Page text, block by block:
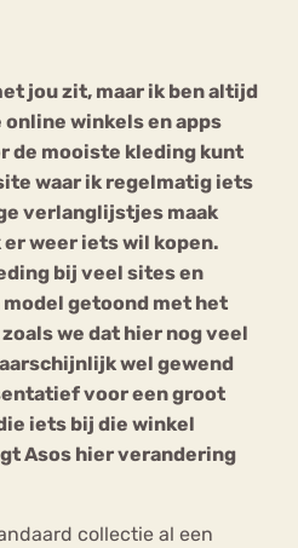
jou zit, maar ik ben altijd
winkels en apps
de mooiste kleding kunt
waar ik regelmatig iets
verlanglijstjes maak
weer iets wil kopen.
bij veel sites en
getoond met het
we dat hier nog veel
wel gewend
voor een groot
iets bij die winkel
Asos hier verandering
collectie al een
Chat
Forum
Anorexia Nervosa
Sport
Trauma
Angst